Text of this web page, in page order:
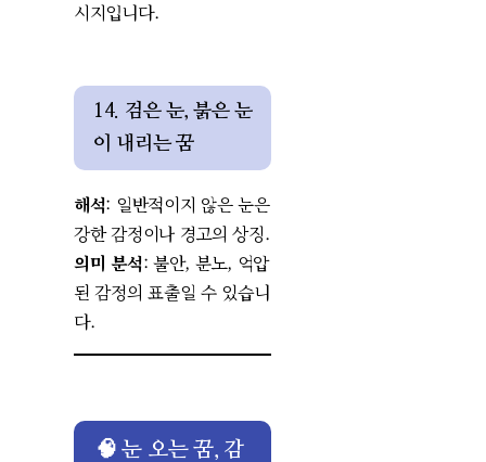
시지입니다.
14. 검은 눈, 붉은 눈
이 내리는 꿈
해석: 일반적이지 않은 눈은
강한 감정이나 경고의 상징.
의미 분석: 불안, 분노, 억압
된 감정의 표출일 수 있습니
다.
🧠 눈 오는 꿈, 감